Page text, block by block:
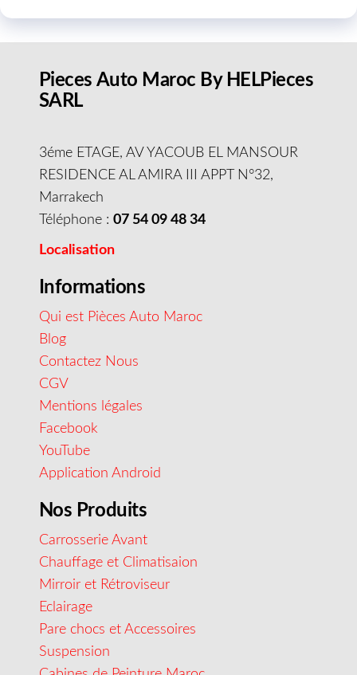
Pieces Auto Maroc By HELPieces
SARL
3éme ETAGE, AV YACOUB EL MANSOUR
RESIDENCE AL AMIRA III APPT N°32,
Marrakech
Téléphone : 07 54 09 48 34
Localisation
Informations
Qui est Pièces Auto Maroc
Blog
Contactez Nous
CGV
Mentions légales
Facebook
YouTube
Application Android
Nos Produits
Carrosserie Avant
Chauffage et Climatisaion
Mirroir et Rétroviseur
Eclairage
Pare chocs et Accessoires
Suspension